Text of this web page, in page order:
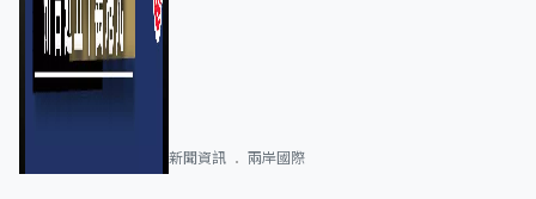
新聞資訊 兩岸國際